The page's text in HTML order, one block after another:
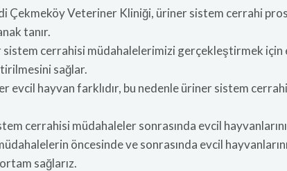
Çekmeköy Veteriner Kliniği, üriner sistem cerrahi
tanır.
cerrahisi müdahalelerimizi gerçekleştirmek için
sağlar.
evcil hayvan farklıdır, bu nedenle üriner sistem
cerrahisi müdahaleler sonrasında evcil
öncesinde ve sonrasında evcil
sağlarız.